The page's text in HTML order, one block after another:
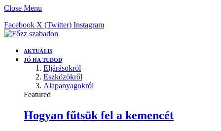
Close Menu
Facebook X (Twitter) Instagram
AKTUÁLIS
JÓ HA TUDOD
Eljárásokról
Eszközökről
Alapanyagokról
Featured
Hogyan fűtsük fel a kemencét